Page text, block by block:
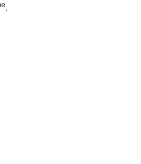
.